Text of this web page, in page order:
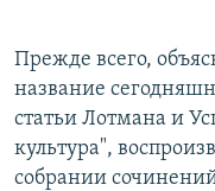
СИБИРЬ.РЕАЛИИ
РАСПИСАНИЕ
ПОДПИШИТЕСЬ НА
Прежде всего,
название
статьи Лотмана и
культура",
собрании